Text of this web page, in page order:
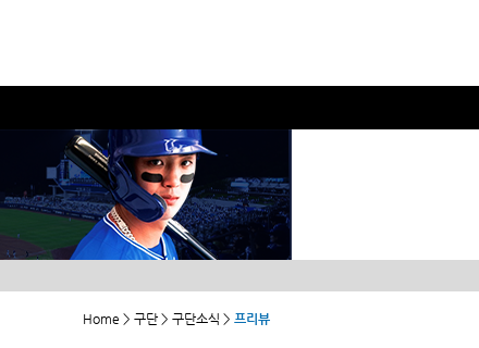
Home > 구단 > 구단소식 > 프리뷰